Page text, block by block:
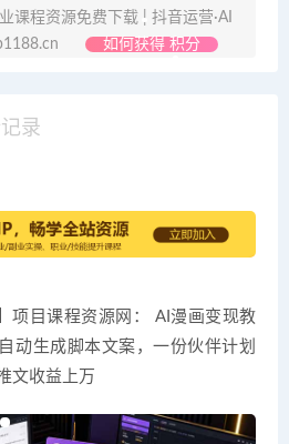
课程资源免费下载 | 抖音运营·AI
如何获得 积分
录
项目课程资源网： AI漫画变现教
动生成脚本文案，一份伙伴计划
文收益上万